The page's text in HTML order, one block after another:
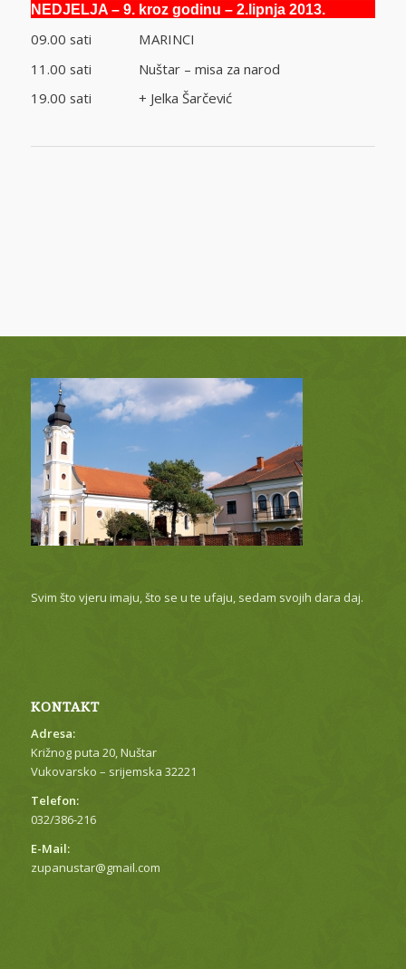
NEDJELJA – 9. kroz godinu – 2.lipnja 2013.
09.00 sati MARINCI
11.00 sati Nuštar – misa za narod
19.00 sati + Jelka Šarčević
Svim što vjeru imaju, što se u te ufaju, sedam svojih dara daj.
KONTAKT
Adresa:
Križnog puta 20, Nuštar
Vukovarsko – srijemska 32221
Telefon:
032/386-216
E-Mail:
zupanustar@gmail.com